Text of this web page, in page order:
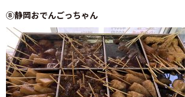
⑧静岡おでんごっちゃん